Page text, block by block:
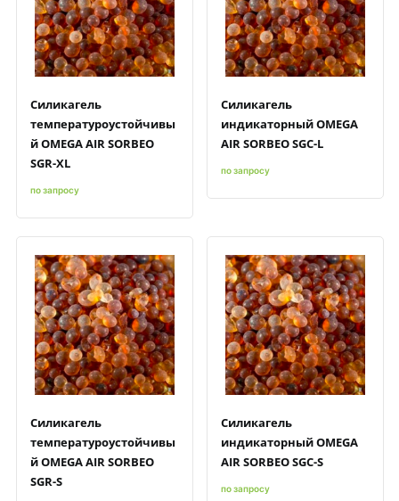
Быстрый просмотрДобавить к сравнению
Добавить в избранное
Силикагель
температуроустойчивы
й OMEGA AIR SORBEO
SGR-XL
по запросу
Быстрый просмотрДобавить к сравнению
Добавить в избранное
Силикагель
индикаторный OMEGA
AIR SORBEO SGC-L
по запросу
Быстрый просмотрДобавить к сравнению
Добавить в избранное
Силикагель
температуроустойчивы
й OMEGA AIR SORBEO
SGR-S
Быстрый просмотрДобавить к сравнению
Добавить в избранное
Силикагель
индикаторный OMEGA
AIR SORBEO SGC-S
по запросу